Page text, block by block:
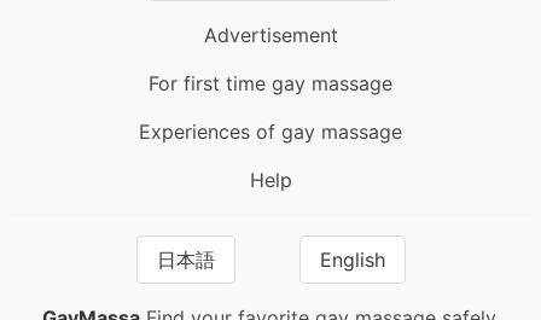
Advertisement
For first time gay massage
Experiences of gay massage
Help
日本語 English